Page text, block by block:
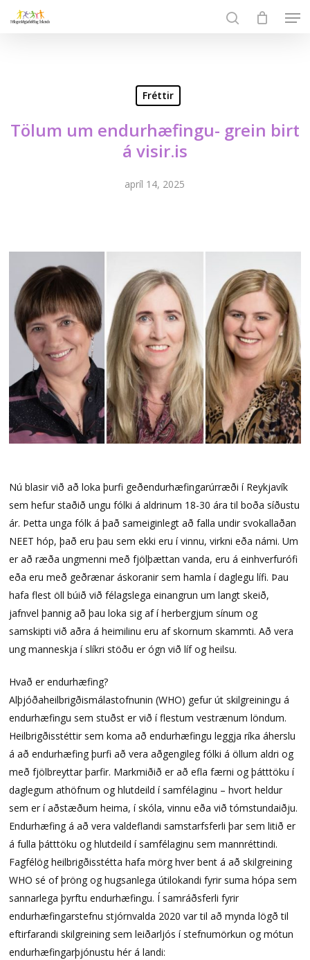
Fréttir
Tölum um endurhæfingu- grein birt
á visir.is
apríl 14, 2025
Nú blasir við að loka þurfi geðendurhæfingarúrræði í Reykjavík
sem hefur staðið ungu fólki á aldrinum 18-30 ára til boða síðustu
ár. Þetta unga fólk á það sameiginlegt að falla undir svokallaðan
NEET hóp, það eru þau sem ekki eru í vinnu, virkni eða námi. Um
er að ræða ungmenni með fjölþættan vanda, eru á einhverfurófi
eða eru með geðrænar áskoranir sem hamla í daglegu lífi. Þau
hafa flest öll búið við félagslega einangrun um langt skeið,
jafnvel þannig að þau loka sig af í herbergjum sínum og
samskipti við aðra á heimilinu eru af skornum skammti. Að vera
ung manneskja í slíkri stöðu er ógn við líf og heilsu.
Hvað er endurhæfing?
Alþjóðaheilbrigðismálastofnunin (WHO) gefur út skilgreiningu á
endurhæfingu sem stuðst er við í flestum vestrænum löndum.
Heilbrigðisstéttir sem koma að endurhæfingu leggja ríka áherslu
á að endurhæfing þurfi að vera aðgengileg fólki á öllum aldri og
með fjölbreyttar þarfir. Markmiðið er að efla færni og þátttöku í
daglegum athöfnum og hlutdeild í samfélaginu – hvort heldur
sem er í aðstæðum heima, í skóla, vinnu eða við tómstundaiðju.
Endurhæfing á að vera valdeflandi samstarfsferli þar sem litið er
á fulla þátttöku og hlutdeild í samfélaginu sem mannréttindi.
Fagfélög heilbrigðisstétta hafa mörg hver bent á að skilgreining
WHO sé of þröng og hugsanlega útilokandi fyrir suma hópa sem
sannarlega þyrftu endurhæfingu. Í samráðsferli fyrir
endurhæfingarstefnu stjórnvalda 2020 var til að mynda lögð til
eftirfarandi skilgreining sem leiðarljós í stefnumörkun og mótun
endurhæfingarþjónustu hér á landi: